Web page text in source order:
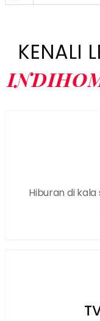
KENALI
Hiburan di